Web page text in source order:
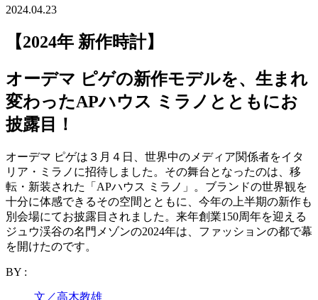
2024.04.23
【2024年 新作時計】
オーデマ ピゲの新作モデルを、生まれ
変わったAPハウス ミラノとともにお
披露目！
オーデマ ピゲは３月４日、世界中のメディア関係者をイタ
リア・ミラノに招待しました。その舞台となったのは、移
転・新装された「APハウス ミラノ」。ブランドの世界観を
十分に体感できるその空間とともに、今年の上半期の新作も
別会場にてお披露目されました。来年創業150周年を迎える
ジュウ渓谷の名門メゾンの2024年は、ファッションの都で幕
を開けたのです。
BY :
文／高木教雄